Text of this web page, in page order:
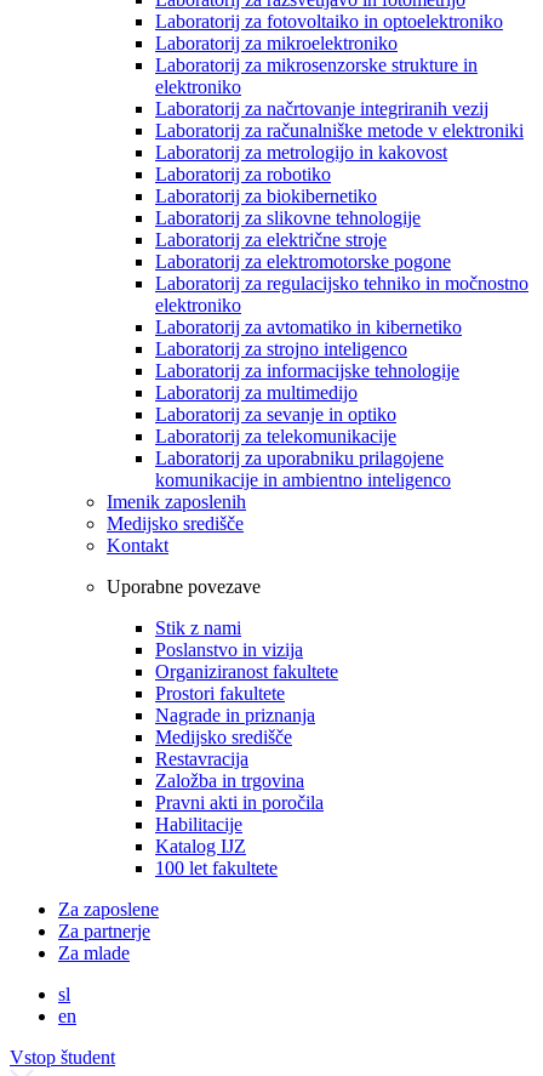
Laboratorij za fotovoltaiko in optoelektroniko
Laboratorij za mikroelektroniko
Laboratorij za mikrosenzorske strukture in
elektroniko
Laboratorij za načrtovanje integriranih vezij
Laboratorij za računalniške metode v elektroniki
Laboratorij za metrologijo in kakovost
Laboratorij za robotiko
Laboratorij za biokibernetiko
Laboratorij za slikovne tehnologije
Laboratorij za električne stroje
Laboratorij za elektromotorske pogone
Laboratorij za regulacijsko tehniko in močnostno
elektroniko
Laboratorij za avtomatiko in kibernetiko
Laboratorij za strojno inteligenco
Laboratorij za informacijske tehnologije
Laboratorij za multimedijo
Laboratorij za sevanje in optiko
Laboratorij za telekomunikacije
Laboratorij za uporabniku prilagojene
komunikacije in ambientno inteligenco
Imenik zaposlenih
Medijsko središče
Kontakt
Uporabne povezave
Stik z nami
Poslanstvo in vizija
Organiziranost fakultete
Prostori fakultete
Nagrade in priznanja
Medijsko središče
Restavracija
Založba in trgovina
Pravni akti in poročila
Habilitacije
Katalog IJZ
100 let fakultete
Za zaposlene
Za partnerje
Za mlade
sl
en
Vstop študent